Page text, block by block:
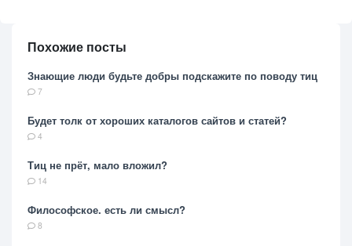
Похожие посты
Знающие люди будьте добры подскажите по поводу тиц
7
Будет толк от хороших каталогов сайтов и статей?
4
Тиц не прёт, мало вложил?
14
Философское. есть ли смысл?
8